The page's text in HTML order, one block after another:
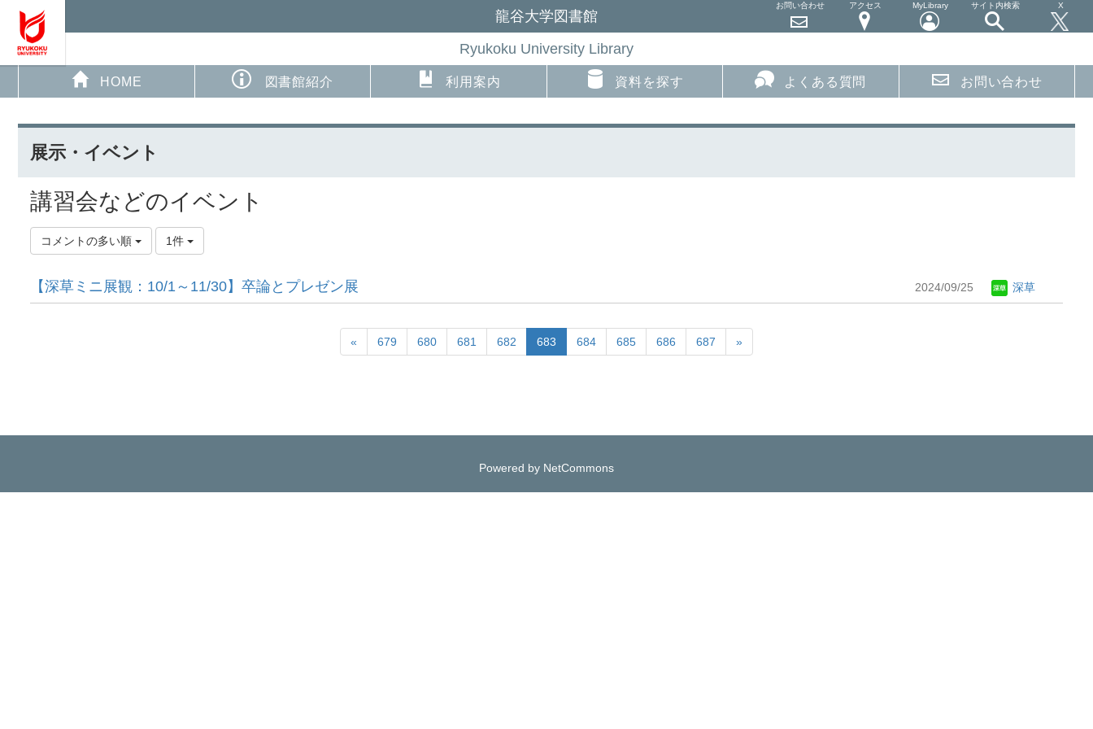
龍谷大学図書館
Ryukoku University Library
お問い合わせ アクセス MyLibrary サイト内検索 X
HOME 図書館紹介 利用案内 資料を探す よくある質問 お問い合わせ
展示・イベント
講習会などのイベント
コメントの多い順 1件
【深草ミニ展観：10/1～11/30】卒論とプレゼン展 2024/09/25 深草
« 679 680 681 682 683 684 685 686 687 »
Powered by NetCommons